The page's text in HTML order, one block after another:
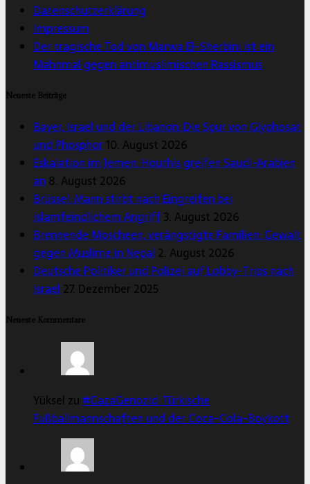
Datenschutzerklärung
Impressum
Der tragische Tod von Marwa El-Sherbini ist ein
Mahnmal gegen antimuslimischen Rassismus
Neueste Beiträge
Bayer, Israel und der Libanon: Die Spur von Glyphosat
und Phosphor10. August 2026
Eskalation im Jemen: Houthis greifen Saudi-Arabien
an 8. August 2026
Brüssel: Mann stirbt nach Eingreifen bei
islamfeindlichem Angriff3. August 2026
Brennende Moscheen, verängstigte Familien: Gewalt
gegen Muslime in Nepal 2. August 2026
Deutsche Politiker und Polizei auf Lobby-Trips nach
Israel 27. Dezember 2025
Neueste Kommentare
Yüksel zu#GazaGenozid: Türkische
Fußballmannschaften und der Coca-Cola-Boykott